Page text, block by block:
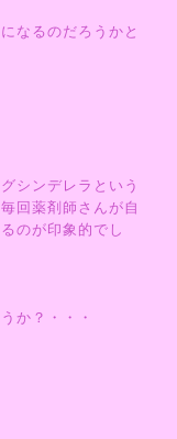
なるのだろうかと
シンデレラという
回薬剤師さんが自
のが印象的でし
か？・・・